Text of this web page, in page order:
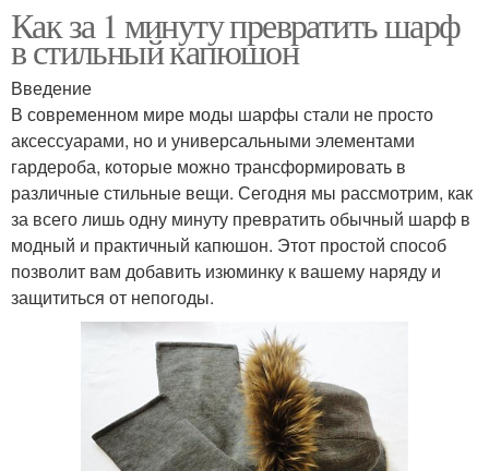
Как за 1 минуту превратить шарф
в стильный капюшон
Введение
В современном мире моды шарфы стали не просто
аксессуарами, но и универсальными элементами
гардероба, которые можно трансформировать в
различные стильные вещи. Сегодня мы рассмотрим, как
за всего лишь одну минуту превратить обычный шарф в
модный и практичный капюшон. Этот простой способ
позволит вам добавить изюминку к вашему наряду и
защититься от непогоды.